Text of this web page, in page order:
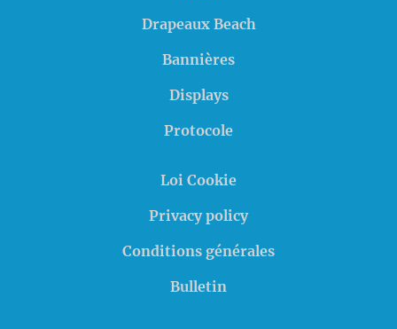
Drapeaux Beach
Bannières
Displays
Protocole
Loi Cookie
Privacy policy
Conditions générales
Bulletin